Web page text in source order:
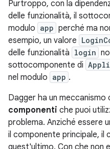
Purtroppo, con la
delle funzionalità, il
modulo app perché ma
esempio, un valore
delle funzionalità login
sottocomponente di
nel modulo app .
Dagger ha un meccanismo
componenti che puoi
problema. Anziché essere
il componente principale, il
quest'ultimo. Con che non